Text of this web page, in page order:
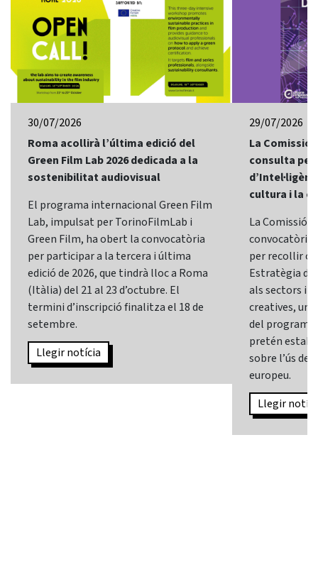
30/07/2026
Roma acollirà l’última edició del
Green Film Lab 2026 dedicada a la
sostenibilitat audiovisual
El programa internacional Green Film
Lab, impulsat per TorinoFilmLab i
Green Film, ha obert la convocatòria
per participar a la tercera i última
edició de 2026, que tindrà lloc a Roma
(Itàlia) del 21 al 23 d’octubre. El
termini d’inscripció finalitza el 18 de
setembre.
Llegir notícia
29/07/2026
La Comissió
consulta
cultura i la
La Comissió
convocatòria
per recollir
Estratègia
als sectors i
creatives,
del programa
pretén
sobre l’ús de
europeu.
Llegir